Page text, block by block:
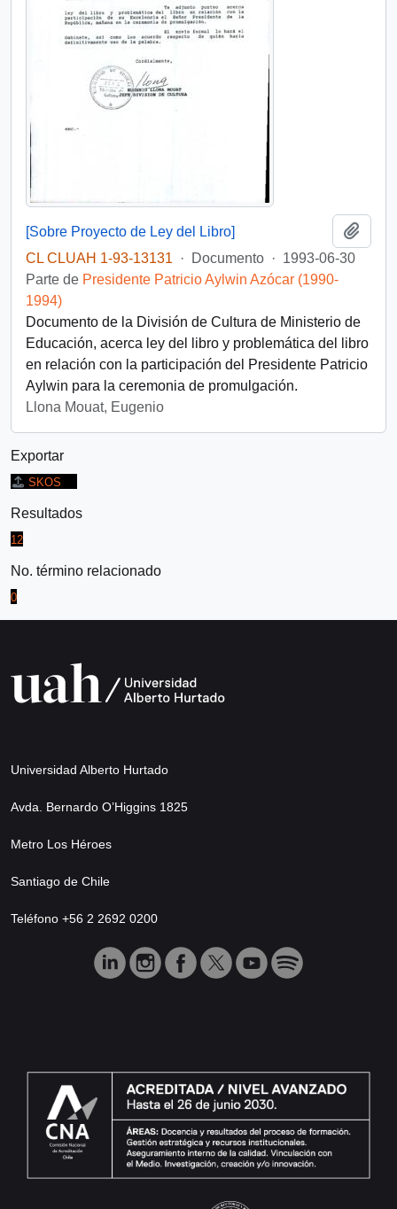
[Sobre Proyecto de Ley del Libro]
CL CLUAH 1-93-13131
· Documento · 1993-06-30
Parte de Presidente Patricio Aylwin Azócar (1990-
1994)
Documento de la División de Cultura de Ministerio de
Educación, acerca ley del libro y problemática del libro
en relación con la participación del Presidente Patricio
Aylwin para la ceremonia de promulgación.
Llona Mouat, Eugenio
Exportar
SKOS
Resultados
12
No. término relacionado
0
Universidad Alberto Hurtado
Avda. Bernardo O’Higgins 1825
Metro Los Héroes
Santiago de Chile
Teléfono +56 2 2692 0200